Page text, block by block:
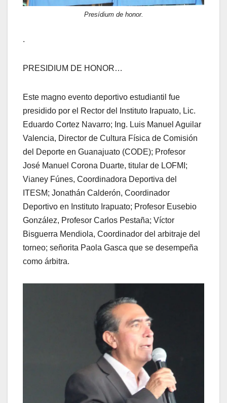
Presídium de honor.
.
PRESIDIUM DE HONOR…
Este magno evento deportivo estudiantil fue
presidido por el Rector del Instituto Irapuato, Lic.
Eduardo Cortez Navarro; Ing. Luis Manuel Aguilar
Valencia, Director de Cultura Física de Comisión
del Deporte en Guanajuato (CODE); Profesor
José Manuel Corona Duarte, titular de LOFMI;
Vianey Fúnes, Coordinadora Deportiva del
ITESM; Jonathán Calderón, Coordinador
Deportivo en Instituto Irapuato; Profesor Eusebio
González, Profesor Carlos Pestaña; Víctor
Bisguerra Mendiola, Coordinador del arbitraje del
torneo; señorita Paola Gasca que se desempeña
como árbitra.